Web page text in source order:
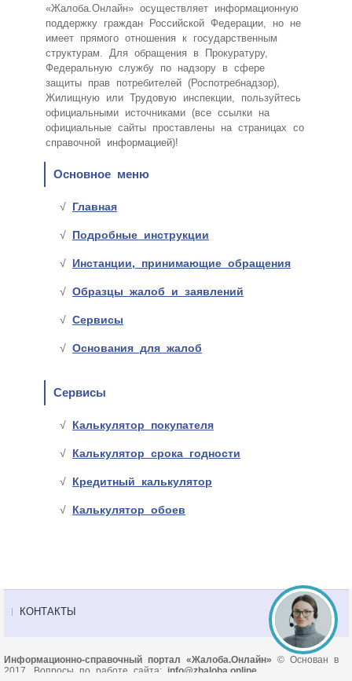
«Жалоба.Онлайн» осуществляет информационную
поддержку граждан Российской Федерации, но не
имеет прямого отношения к государственным
структурам. Для обращения в Прокуратуру,
Федеральную службу по надзору в сфере
защиты прав потребителей (Роспотребнадзор),
Жилищную или Трудовую инспекции, пользуйтесь
официальными источниками (все ссылки на
официальные сайты проставлены на страницах со
справочной информацией)!
Основное меню
Главная
Подробные инструкции
Инстанции, принимающие обращения
Образцы жалоб и заявлений
Сервисы
Основания для жалоб
Сервисы
Калькулятор покупателя
Калькулятор срока годности
Кредитный калькулятор
Калькулятор обоев
КОНТАКТЫ
Информационно-справочный портал «Жалоба.Онлайн» © Основан в
2017. Вопросы по работе сайта: info@zhaloba.online